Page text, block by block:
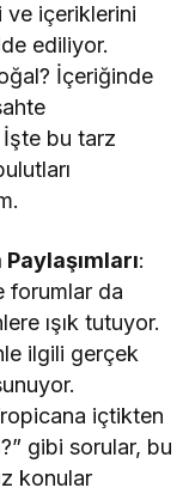
ve içeriklerini
ediliyor.
İçeriğinde
İşte bu tarz
:
forumlar da
ışık tutuyor.
ilgili gerçek
içtikten
gibi sorular, bu
konular